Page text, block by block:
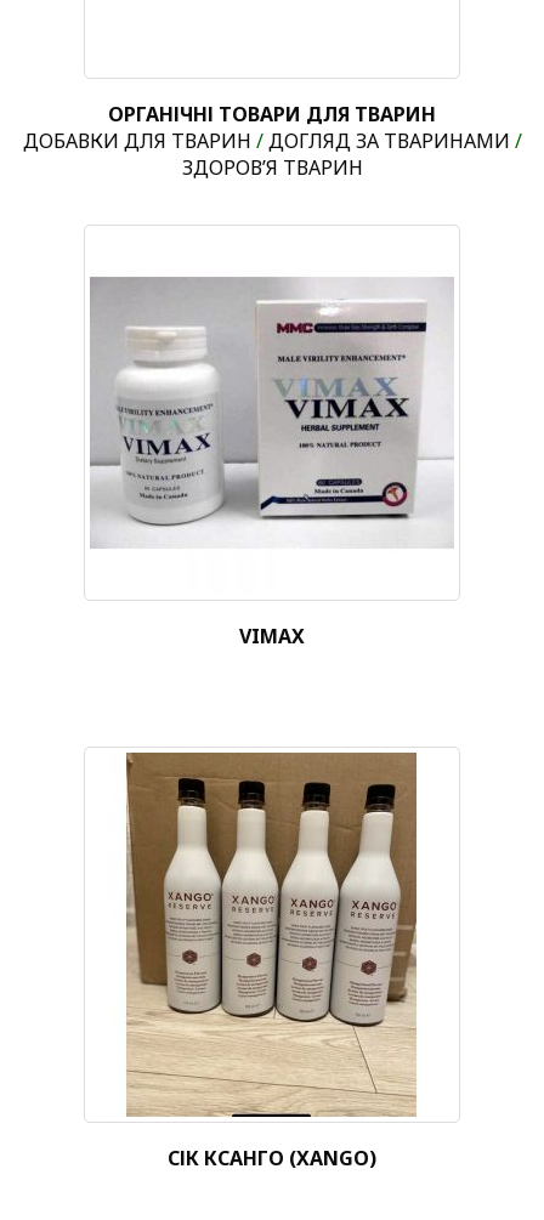
ОРГАНІЧНІ ТОВАРИ ДЛЯ ТВАРИН
ДОБАВКИ ДЛЯ ТВАРИН /ДОГЛЯД ЗА ТВАРИНАМИ /
ЗДОРОВ’Я ТВАРИН
VIMAX
СІК КСАНГО (XANGO)